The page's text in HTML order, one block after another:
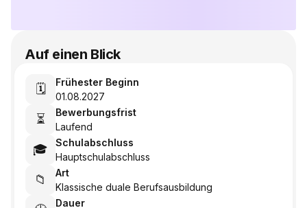
Auf einen Blick
🗓️
Frühester Beginn
01.08.2027
⏳
Bewerbungsfrist
Laufend
🎓
Schulabschluss
Hauptschulabschluss
📁
Art
Klassische duale Berufsausbildung
Dauer